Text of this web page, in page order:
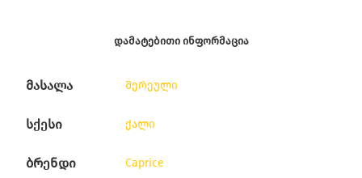
ᲓᲐᲛᲐᲢᲔᲑᲘᲗᲘ ᲘᲜᲤᲝᲠᲛᲐᲪᲘᲐ
მასალა შერეული
სქესი ქალი
ბრენდი Caprice